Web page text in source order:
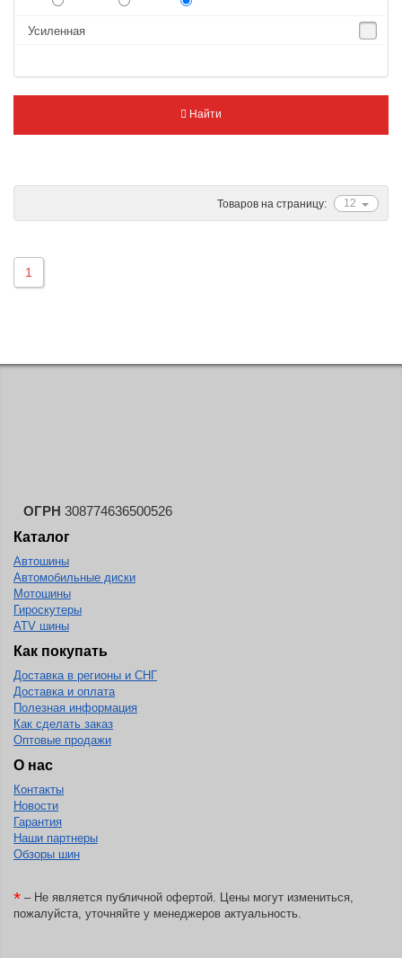
Arivo
Armstrong
ATF
Austone
BlackHawk
Blacklion
Cachland
Camso
Centara
Chaoyang
Comforser
Compasal
Composit
Усиленная
Найти
12
Товаров на страницу:
1
ОГРН 308774636500526
Каталог
Автошины
Автомобильные диски
Мотошины
Гироскутеры
ATV шины
Как покупать
Доставка в регионы и СНГ
Доставка и оплата
Полезная информация
Как сделать заказ
Оптовые продажи
О нас
Контакты
Новости
Гарантия
Наши партнеры
Обзоры шин
* – Не является публичной офертой. Цены могут измениться,
пожалуйста, уточняйте у менеджеров актуальность.